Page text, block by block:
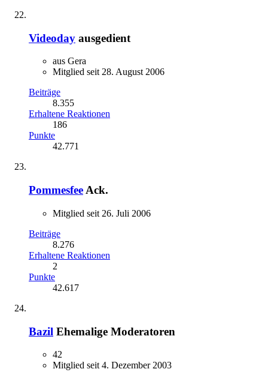
Videoday ausgedient
aus Gera
Mitglied seit 28. August 2006
Beiträge
8.355
Erhaltene Reaktionen
186
Punkte
42.771
Pommesfee Ack.
Mitglied seit 26. Juli 2006
Beiträge
8.276
Erhaltene Reaktionen
2
Punkte
42.617
Bazil Ehemalige Moderatoren
42
Mitglied seit 4. Dezember 2003